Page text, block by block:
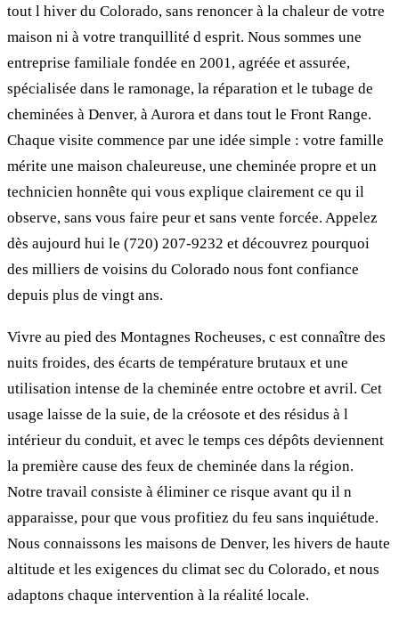
tout l hiver du Colorado, sans renoncer à la chaleur de votre
maison ni à votre tranquillité d esprit. Nous sommes une
entreprise familiale fondée en 2001, agréée et assurée,
spécialisée dans le ramonage, la réparation et le tubage de
cheminées à Denver, à Aurora et dans tout le Front Range.
Chaque visite commence par une idée simple : votre famille
mérite une maison chaleureuse, une cheminée propre et un
technicien honnête qui vous explique clairement ce qu il
observe, sans vous faire peur et sans vente forcée. Appelez
dès aujourd hui le (720) 207-9232 et découvrez pourquoi
des milliers de voisins du Colorado nous font confiance
depuis plus de vingt ans.
Vivre au pied des Montagnes Rocheuses, c est connaître des
nuits froides, des écarts de température brutaux et une
utilisation intense de la cheminée entre octobre et avril. Cet
usage laisse de la suie, de la créosote et des résidus à l
intérieur du conduit, et avec le temps ces dépôts deviennent
la première cause des feux de cheminée dans la région.
Notre travail consiste à éliminer ce risque avant qu il n
apparaisse, pour que vous profitiez du feu sans inquiétude.
Nous connaissons les maisons de Denver, les hivers de haute
altitude et les exigences du climat sec du Colorado, et nous
adaptons chaque intervention à la réalité locale.